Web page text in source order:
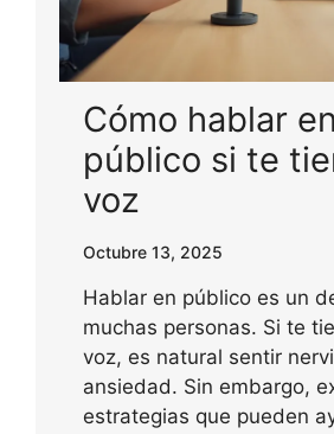
Cómo hablar en
público si te
voz
Octubre 13, 2025
Hablar en público es un
muchas personas. Si te
voz, es natural sentir
ansiedad. Sin embargo,
estrategias que pueden